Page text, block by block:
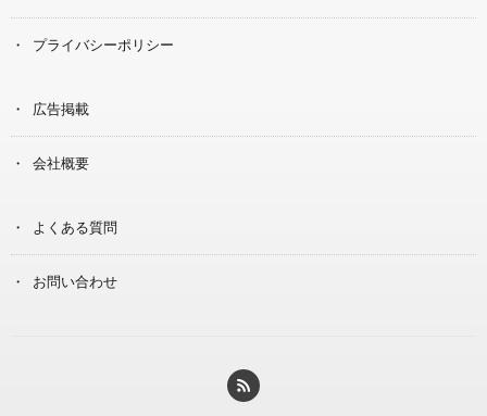
プライバシーポリシー
広告掲載
会社概要
よくある質問
お問い合わせ